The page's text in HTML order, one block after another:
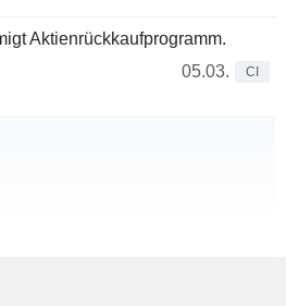
Aktienrückkaufprogramm.
05.03.
CI